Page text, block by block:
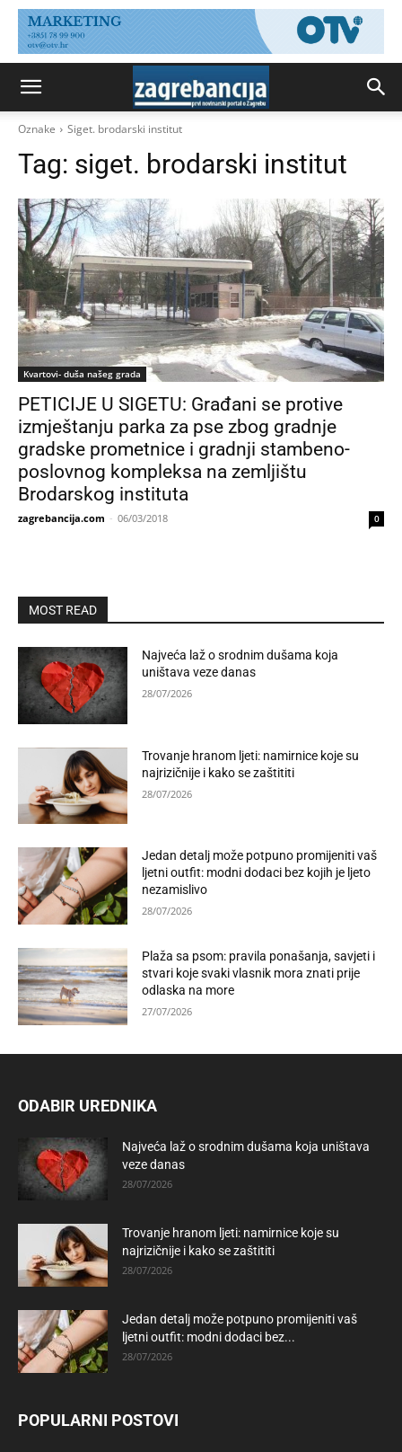
Oznake Siget. brodarski institut
Tag: siget. brodarski institut
Kvartovi- duša našeg grada
PETICIJE U SIGETU: Građani se protive
izmještanju parka za pse zbog gradnje
gradske prometnice i gradnji stambeno-
poslovnog kompleksa na zemljištu
Brodarskog instituta
zagrebancija.com - 06/03/2018 0
MOST READ
Najveća laž o srodnim dušama koja
uništava veze danas
28/07/2026
Trovanje hranom ljeti: namirnice koje su
najrizičnije i kako se zaštititi
28/07/2026
Jedan detalj može potpuno promijeniti vaš
ljetni outfit: modni dodaci bez kojih je ljeto
nezamislivo
28/07/2026
Plaža sa psom: pravila ponašanja, savjeti i
stvari koje svaki vlasnik mora znati prije
odlaska na more
27/07/2026
ODABIR UREDNIKA
Najveća laž o srodnim dušama koja uništava
veze danas
28/07/2026
Trovanje hranom ljeti: namirnice koje su
najrizičnije i kako se zaštititi
28/07/2026
Jedan detalj može potpuno promijeniti vaš
ljetni outfit: modni dodaci bez...
28/07/2026
POPULARNI POSTOVI